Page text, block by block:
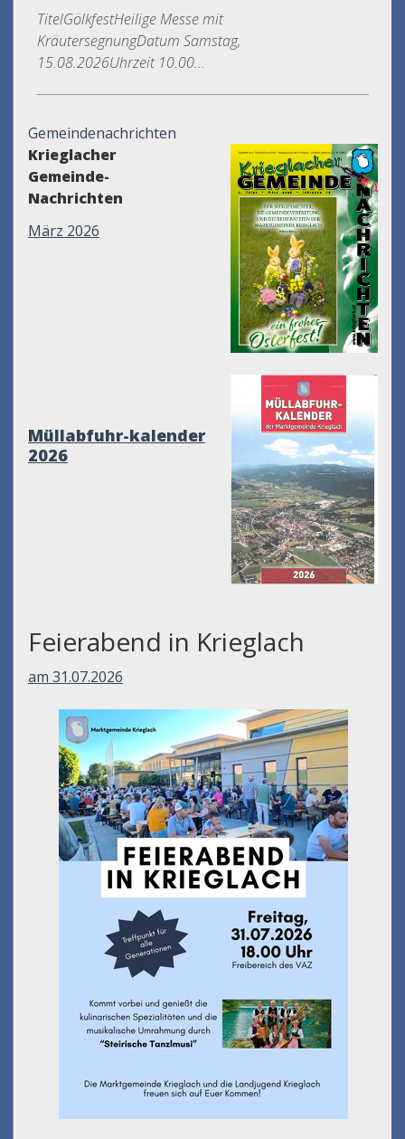
TitelGölkfestHeilige Messe mit
KräutersegnungDatum Samstag,
15.08.2026Uhrzeit 10.00...
Gemeindenachrichten
Krieglacher
Gemeinde-
Nachrichten
März 2026
Müllabfuhr-kalender
2026
Feierabend in Krieglach
am 31.07.2026